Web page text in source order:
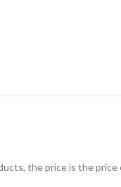
the price is the